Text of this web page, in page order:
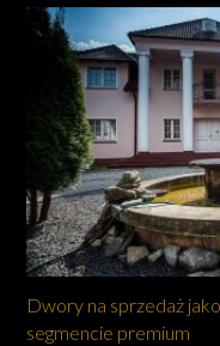
Dwory na sprzedaż
segmencie premium